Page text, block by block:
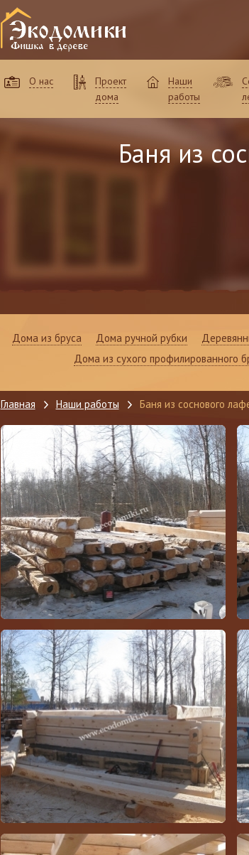
О нас
Проект
дома
Наши
работы
Баня из
Дома из бруса Дома ручной рубки
Дома из сухого профилированного
Главная Наши работы Баня из соснового